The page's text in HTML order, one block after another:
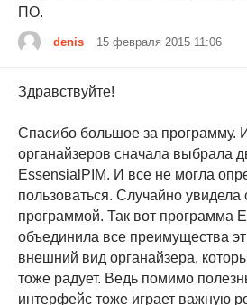
ПО.
denis 15 февраля 2015 11:06
Здравствуйте!
Спасибо большое за программу.
органайзеров сначала выбрала
EssensialPIM. И все не могла
пользоваться. Случайно увидела
программой. Так вот программа
объединила все преимущества
внешний вид органайзера,
тоже радует. Ведь помимо
интерфейс тоже играет важную